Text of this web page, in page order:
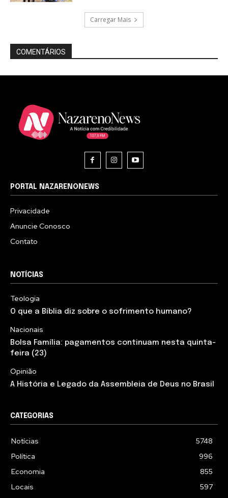
Carregar Mais
COMENTÁRIOS
PORTAL NAZARENONEWS
Privacidade
Anuncie Conosco
Contato
NOTÍCIAS
Teologia
O que a Bíblia diz sobre o sofrimento humano?
Nacionais
Bolsa Família: pagamentos continuam nesta quinta-
feira (23)
Opinião
A História e Legado da Assembleia de Deus no Brasil
CATEGORIAS
Notícias
5748
Política
996
Economia
855
Locais
597